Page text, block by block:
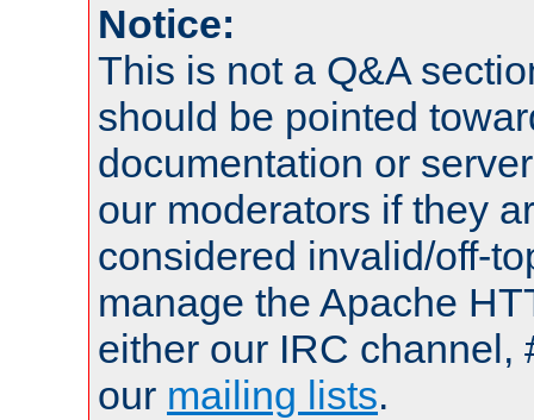
Notice:
This is not a Q&A
should be pointed
documentation or
our moderators if they
considered invalid/off-
manage the Apache
either our IRC channel,
our mailing lists.